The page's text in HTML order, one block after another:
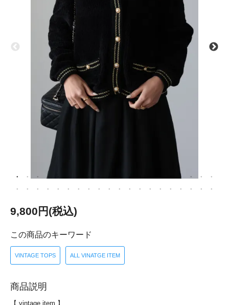
9,800円(税込)
この商品のキーワード
VINTAGE TOPS ALL VINATGE ITEM
商品説明
【 vintage item 】